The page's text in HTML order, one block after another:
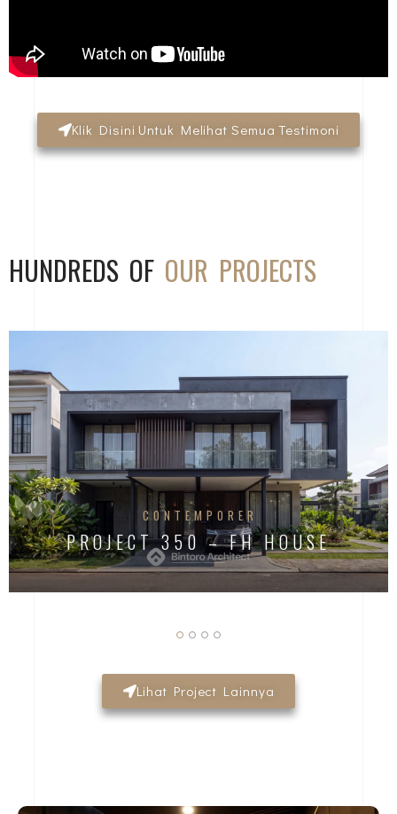
Klik Disini Untuk Melihat Semua Testimoni
HUNDREDS OF OUR PROJECTS
CONTEMPORER
PROJECT 350 – FH HOUSE
Lihat Project Lainnya